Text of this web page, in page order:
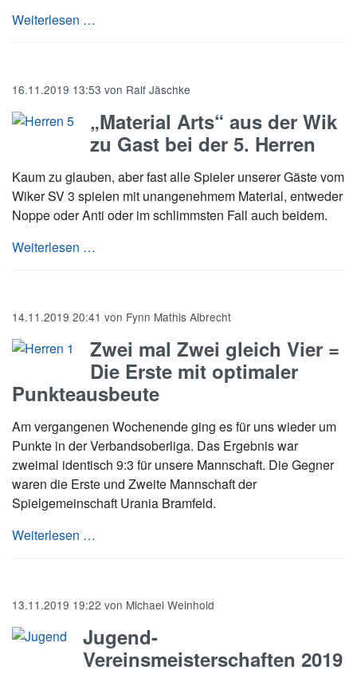
Weiterlesen …
16.11.2019 13:53 von Ralf Jäschke
„Material Arts“ aus der Wik
zu Gast bei der 5. Herren
Kaum zu glauben, aber fast alle Spieler unserer Gäste vom
Wiker SV 3 spielen mit unangenehmem Material, entweder
Noppe oder Anti oder im schlimmsten Fall auch beidem.
Weiterlesen …
14.11.2019 20:41 von Fynn Mathis Albrecht
Zwei mal Zwei gleich Vier =
Die Erste mit optimaler
Punkteausbeute
Am vergangenen Wochenende ging es für uns wieder um
Punkte in der Verbandsoberliga. Das Ergebnis war
zweimal identisch 9:3 für unsere Mannschaft. Die Gegner
waren die Erste und Zweite Mannschaft der
Spielgemeinschaft Urania Bramfeld.
Weiterlesen …
13.11.2019 19:22 von Michael Weinhold
Jugend-
Vereinsmeisterschaften 2019